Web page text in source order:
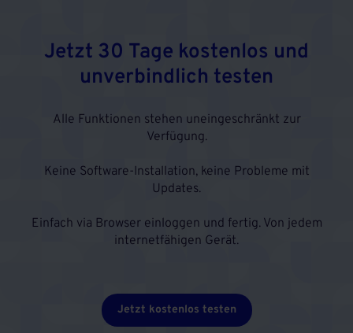
Jetzt 30 Tage kostenlos und
unverbindlich testen
Alle Funktionen stehen uneingeschränkt zur
Verfügung.
Keine Software-Installation, keine Probleme mit
Updates.
Einfach via Browser einloggen und fertig. Von jedem
internetfähigen Gerät.
Jetzt kostenlos testen